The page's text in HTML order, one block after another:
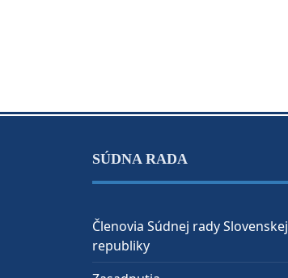
SÚDNA RADA
Členovia Súdnej rady Slovenskej
republiky